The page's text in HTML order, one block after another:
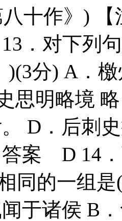
八十作》)
．对下列
分) A
思明略境
D．后刺
案 D 14
同的一组
于诸侯 B